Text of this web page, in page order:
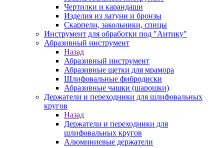
Чертилки и карандаши
Изделия из латуни и бронзы
Скарпели, закольники, спицы
Инструмент для обработки под "Антику"
Абразивный инструмент
Назад
Абразивный инструмент
Абразивные щетки для мрамора
Шлифовальные фибродиски
Абразивные чашки (шарошки)
Держатели и переходники для шлифовальных
кругов
Назад
Держатели и переходники для
шлифовальных кругов
Алюминиевые держатели